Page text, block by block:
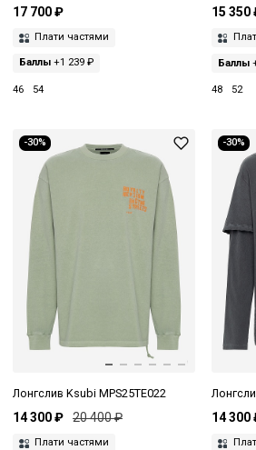
17 700 ₽
Плати частями
Баллы +1 239 ₽
46 54
15 350
Баллы
48 52
-30%
Лонгслив Ksubi MPS25TE022
14 300 ₽ 20 400 ₽
Плати частями
-30%
14 300